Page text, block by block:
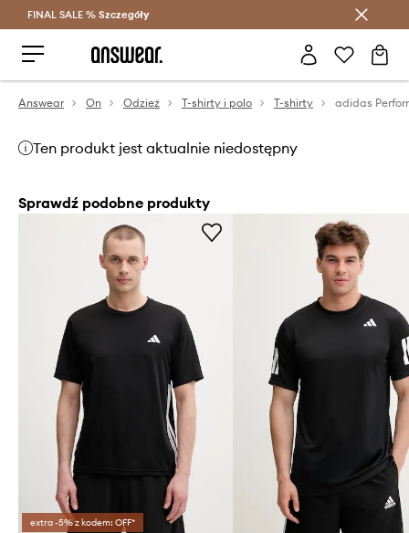
Oszczędzaj z Answear Club >
FINAL SALE % Szczegóły
Answear On Odzież T-shirty i polo T-shirty
Ten produkt jest aktualnie niedostępny
Sprawdź podobne produkty
extra -5% z kodem: OFF*